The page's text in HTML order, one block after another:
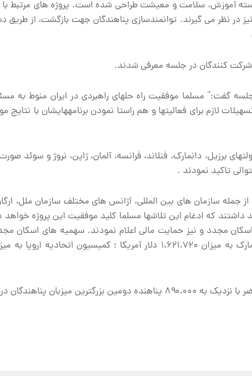
آموزش، سلامت و معیشت طراحی شده است. پروژه های مرتبط با
نیز در نظر می گیرند. توانمندسازی پناهندگان جهت بازگشت، از
شرکت کنندگان در جلسه معرفی شدند.
گفت:” مسلما موفقیت راه حل‏های راهبردی در ایران منوط به
لازم برای فعالیت‏ها و هم راستا نمودن برنامه‏هایشان با نتایج
برزیل، دانمارک، فنلاند، فرانسه، آلمان، ژاپن، نروژ و سوئد
تاکید نمودند .
جمله سازمان های بین المللی، آژانس های مختلف سازمان ملل،
داشتند که ادغام این تلاشها مسلما کلید موفقیت این پروژه
مجدد و نیز حمایت مالی اعلام نمودند. سهمیه های اسکان
در سطح جهان می باشد.